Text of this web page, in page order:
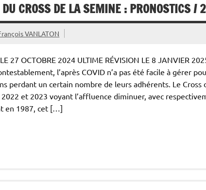
DU CROSS DE LA SEMINE : PRONOSTICS
VANLATON
27 OCTOBRE 2024 ULTIME RÉVISION LE 8 JANVIER
l’après COVID n’a pas été facile à gérer
perdant un certain nombre de leurs adhérents. Le Cross
et 2023 voyant l’affluence diminuer, avec
en 1987, cet […]